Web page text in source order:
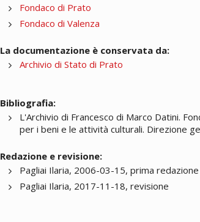
Fondaco di Prato
Fondaco di Valenza
La documentazione è conservata da:
Archivio di Stato di Prato
Bibliografia:
L'Archivio di Francesco di Marco Datini.
per i beni e le attività culturali. Direzione
Redazione e revisione:
Pagliai Ilaria, 2006-03-15, prima redazione
Pagliai Ilaria, 2017-11-18, revisione